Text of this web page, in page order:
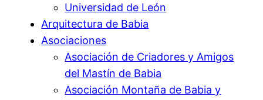
Universidad de León
Arquitectura de Babia
Asociaciones
Asociación de Criadores y Amigos
del Mastín de Babia
Asociación Montaña de Babia y